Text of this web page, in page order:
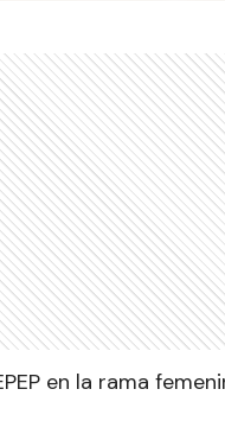
en la rama